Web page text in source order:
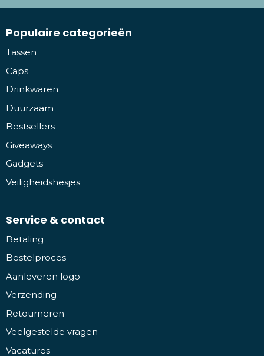
Populaire categorieën
Tassen
Caps
Drinkwaren
Duurzaam
Bestsellers
Giveaways
Gadgets
Veiligheidshesjes
Service & contact
Betaling
Bestelproces
Aanleveren logo
Verzending
Retourneren
Veelgestelde vragen
Vacatures